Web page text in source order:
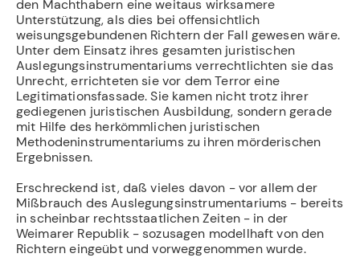
den Machthabern eine weitaus wirksamere
Unterstützung, als dies bei offensichtlich
weisungsgebundenen Richtern der Fall gewesen wäre.
Unter dem Einsatz ihres gesamten juristischen
Auslegungsinstrumentariums verrechtlichten sie das
Unrecht, errichteten sie vor dem Terror eine
Legitimationsfassade. Sie kamen nicht trotz ihrer
gediegenen juristischen Ausbildung, sondern gerade
mit Hilfe des herkömmlichen juristischen
Methodeninstrumentariums zu ihren mörderischen
Ergebnissen.
Erschreckend ist, daß vieles davon - vor allem der
Mißbrauch des Auslegungsinstrumentariums - bereits
in scheinbar rechtsstaatlichen Zeiten - in der
Weimarer Republik - sozusagen modellhaft von den
Richtern eingeübt und vorweggenommen wurde.